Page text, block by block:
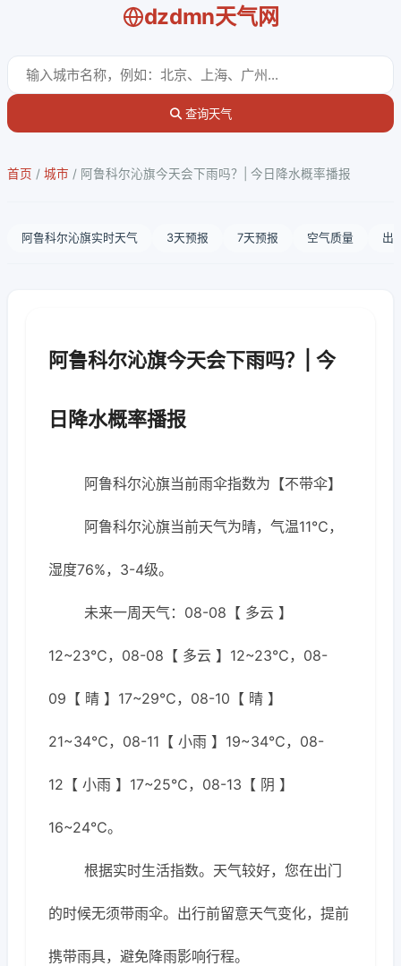
dzdmn天气网
查询天气
首页 / 城市 / 阿鲁科尔沁旗今天会下雨吗？| 今日降水概率播报
阿鲁科尔沁旗实时天气 3天预报 7天预报 空气质量 出
阿鲁科尔沁旗今天会下雨吗？| 今
日降水概率播报
阿鲁科尔沁旗当前雨伞指数为【不带伞】
阿鲁科尔沁旗当前天气为晴，气温11℃，
湿度76%，3-4级。
未来一周天气：08-08【 多云 】
12~23℃，08-08【 多云 】12~23℃，08-
09【 晴 】17~29℃，08-10【 晴 】
21~34℃，08-11【 小雨 】19~34℃，08-
12【 小雨 】17~25℃，08-13【 阴 】
16~24℃。
根据实时生活指数。天气较好，您在出门
的时候无须带雨伞。出行前留意天气变化，提前
携带雨具，避免降雨影响行程。